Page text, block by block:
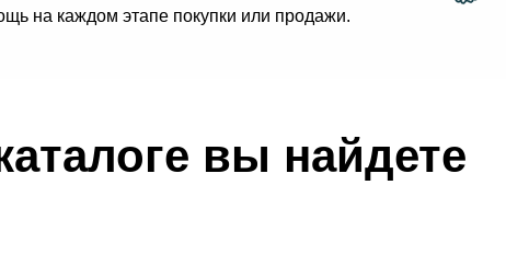
на каждом этапе покупки или продажи.
вы найдете